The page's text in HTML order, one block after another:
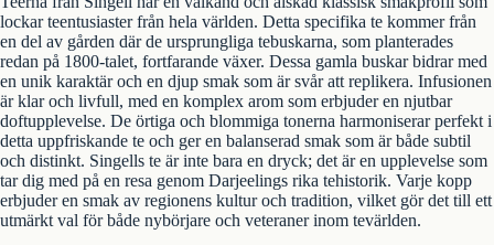
lockar teentusiaster från hela världen. Detta specifika te kommer från
en del av gården där de ursprungliga tebuskarna, som planterades
redan på 1800-talet, fortfarande växer. Dessa gamla buskar bidrar med
en unik karaktär och en djup smak som är svår att replikera. Infusionen
är klar och livfull, med en komplex arom som erbjuder en njutbar
doftupplevelse. De örtiga och blommiga tonerna harmoniserar perfekt i
detta uppfriskande te och ger en balanserad smak som är både subtil
och distinkt. Singells te är inte bara en dryck; det är en upplevelse som
tar dig med på en resa genom Darjeelings rika tehistorik. Varje kopp
erbjuder en smak av regionens kultur och tradition, vilket gör det till ett
utmärkt val för både nybörjare och veteraner inom tevärlden.